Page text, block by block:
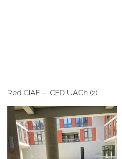
Red CIAE – ICED UACh (2)